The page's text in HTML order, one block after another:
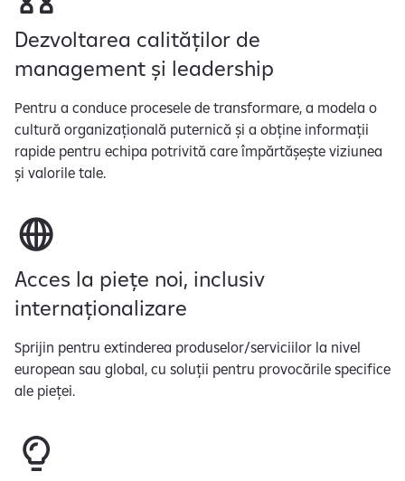
Dezvoltarea calităților de
management și leadership
Pentru a conduce procesele de transformare, a modela o
cultură organizațională puternică și a obține informații
rapide pentru echipa potrivită care împărtășește viziunea
și valorile tale.
Acces la piețe noi, inclusiv
internaționalizare
Sprijin pentru extinderea produselor/serviciilor la nivel
european sau global, cu soluții pentru provocările specifice
ale pieței.